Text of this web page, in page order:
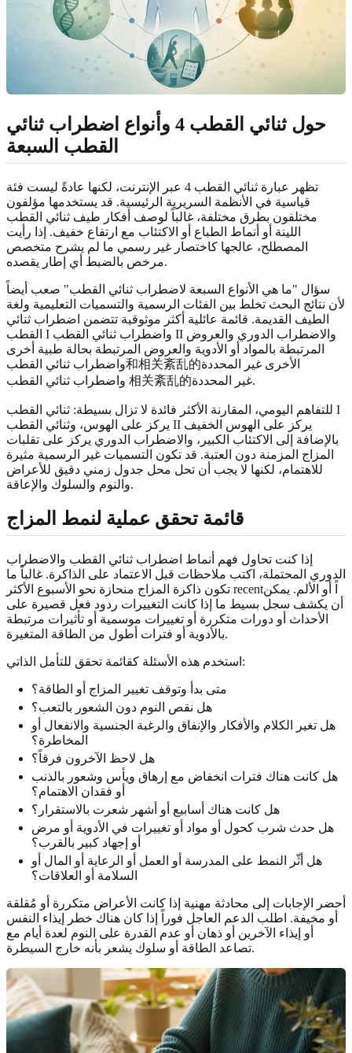
حول ثنائي القطب 4 وأنواع اضطراب ثنائي
القطب السبعة
تظهر عبارة ثنائي القطب 4 عبر الإنترنت، لكنها عادةً ليست فئة
قياسية في الأنظمة السريرية الرئيسية. قد يستخدمها مؤلفون
مختلفون بطرق مختلفة، غالباً لوصف أفكار طيف ثنائي القطب
اللينة أو أنماط الطباع أو الاكتئاب مع ارتفاع خفيف. إذا رأيت
المصطلح، عالجها كاختصار غير رسمي ما لم يشرح متخصص
مرخص بالضبط أي إطار يقصده.
سؤال "ما هي الأنواع السبعة لاضطراب ثنائي القطب" صعب أيضاً
لأن نتائج البحث تخلط بين الفئات الرسمية والتسميات التعليمية ولغة
الطيف القديمة. قائمة عائلية أكثر موثوقية تتضمن اضطراب ثنائي
القطب I واضطراب ثنائي القطب II والاضطراب الدوري والعروض
المرتبطة بالمواد أو الأدوية والعروض المرتبطة بحالة طبية أخرى
واضطراب ثنائي القطب和相关紊乱的الأخرى غير المحددة
واضطراب ثنائي القطب 相关紊乱的غير المحددة.
للتفاهم اليومي، المقارنة الأكثر فائدة لا تزال بسيطة: ثنائي القطب I
يركز على الهوس، وثنائي القطب II يركز على الهوس الخفيف
بالإضافة إلى الاكتئاب الكبير، والاضطراب الدوري يركز على تقلبات
المزاج المزمنة دون العتبة. قد تكون التسميات غير الرسمية مثيرة
للاهتمام، لكنها لا يجب أن تحل محل جدول زمني دقيق للأعراض
والنوم والسلوك والإعاقة.
قائمة تحقق عملية لنمط المزاج
إذا كنت تحاول فهم أنماط اضطراب ثنائي القطب والاضطراب
الدوري المحتملة، اكتب ملاحظات قبل الاعتماد على الذاكرة. غالباً ما
تكون ذاكرة المزاج منحازة نحو الأسبوع الأكثر recentاً أو الألم. يمكن
أن يكشف سجل بسيط ما إذا كانت التغييرات ردود فعل قصيرة على
الأحداث أو دورات متكررة أو تغييرات موسمية أو تأثيرات مرتبطة
بالأدوية أو فترات أطول من الطاقة المتغيرة.
استخدم هذه الأسئلة كقائمة تحقق للتأمل الذاتي:
متى بدأ وتوقف تغيير المزاج أو الطاقة؟
هل نقص النوم دون الشعور بالتعب؟
هل تغير الكلام والأفكار والإنفاق والرغبة الجنسية والانفعال أو
المخاطرة؟
هل لاحظ الآخرون فرقاً؟
هل كانت هناك فترات انخفاض مع إرهاق ويأس وشعور بالذنب
أو فقدان الاهتمام؟
هل كانت هناك أسابيع أو أشهر شعرت بالاستقرار؟
هل حدث شرب كحول أو مواد أو تغييرات في الأدوية أو مرض
أو إجهاد كبير بالقرب؟
هل أثّر النمط على المدرسة أو العمل أو الرعاية أو المال أو
السلامة أو العلاقات؟
أحضر الإجابات إلى محادثة مهنية إذا كانت الأعراض متكررة أو مُقلقة
أو مخيفة. اطلب الدعم العاجل فوراً إذا كان هناك خطر إيذاء النفس
أو إيذاء الآخرين أو ذهان أو عدم القدرة على النوم لعدة أيام مع
تصاعد الطاقة أو سلوك يشعر بأنه خارج السيطرة.